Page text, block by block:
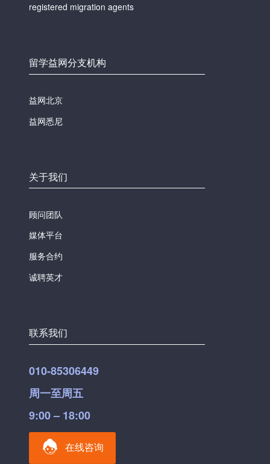
registered migration agents
留学益网分支机构
益网北京
益网悉尼
关于我们
顾问团队
媒体平台
服务合约
诚聘英才
联系我们
010-85306449
周一至周五
9:00 – 18:00
在线咨询